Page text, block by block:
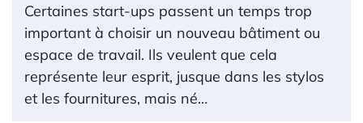
Certaines start-ups passent un temps trop
important à choisir un nouveau bâtiment ou
espace de travail. Ils veulent que cela
représente leur esprit, jusque dans les stylos
et les fournitures, mais né…